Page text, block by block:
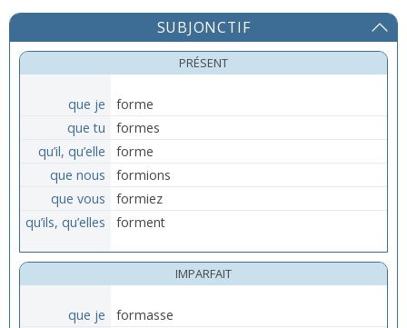
SUBJONCTIF
PRÉSENT
que je
forme
que tu
formes
qu’il, qu’elle
forme
que nous
formions
que vous
formiez
qu’ils, qu’elles
forment
IMPARFAIT
que je
formasse